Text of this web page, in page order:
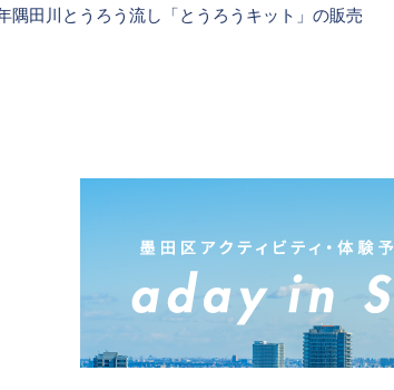
隅田川とうろう流し「とうろうキット」の販売